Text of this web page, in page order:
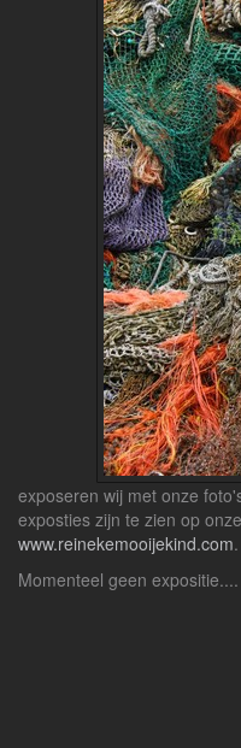
exposeren wij met onze
exposties zijn te zien op
www.reinekemooijekind.com.
Momenteel geen expositie....